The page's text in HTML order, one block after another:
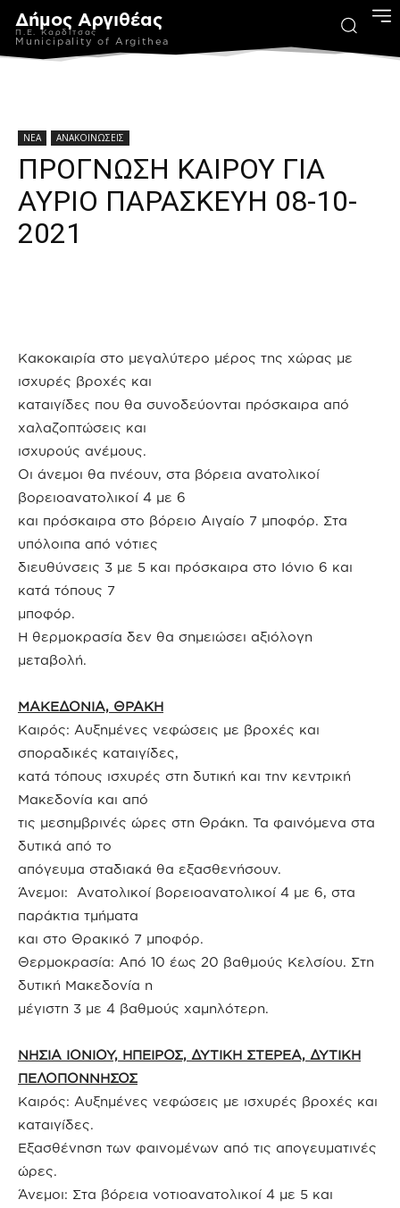
Δήμος Αργιθέας
Π.Ε. Καρδίτσας
Municipality of Argithea
ΝΕΑ ΑΝΑΚΟΙΝΩΣΕΙΣ
ΠΡΟΓΝΩΣΗ ΚΑΙΡΟΥ ΓΙΑ
ΑΥΡΙΟ ΠΑΡΑΣΚΕΥΗ 08-10-
2021
Κακοκαιρία στο μεγαλύτερο μέρος της χώρας με
ισχυρές βροχές και
καταιγίδες που θα συνοδεύονται πρόσκαιρα από
χαλαζοπτώσεις και
ισχυρούς ανέμους.
Οι άνεμοι θα πνέουν, στα βόρεια ανατολικοί
βορειοανατολικοί 4 με 6
και πρόσκαιρα στο βόρειο Αιγαίο 7 μποφόρ. Στα
υπόλοιπα από νότιες
διευθύνσεις 3 με 5 και πρόσκαιρα στο Ιόνιο 6 και
κατά τόπους 7
μποφόρ.
Η θερμοκρασία δεν θα σημειώσει αξιόλογη
μεταβολή.
ΜΑΚΕΔΟΝΙΑ, ΘΡΑΚΗ
Καιρός: Αυξημένες νεφώσεις με βροχές και
σποραδικές καταιγίδες,
κατά τόπους ισχυρές στη δυτική και την κεντρική
Μακεδονία και από
τις μεσημβρινές ώρες στη Θράκη. Τα φαινόμενα στα
δυτικά από το
απόγευμα σταδιακά θα εξασθενήσουν.
Άνεμοι: Ανατολικοί βορειοανατολικοί 4 με 6, στα
παράκτια τμήματα
και στο Θρακικό 7 μποφόρ.
Θερμοκρασία: Από 10 έως 20 βαθμούς Κελσίου. Στη
δυτική Μακεδονία η
μέγιστη 3 με 4 βαθμούς χαμηλότερη.
ΝΗΣΙΑ ΙΟΝΙΟΥ, ΗΠΕΙΡΟΣ, ΔΥΤΙΚΗ ΣΤΕΡΕΑ, ΔΥΤΙΚΗ
ΠΕΛΟΠΟΝΝΗΣΟΣ
Καιρός: Αυξημένες νεφώσεις με ισχυρές βροχές και
καταιγίδες.
Εξασθένηση των φαινομένων από τις απογευματινές
ώρες.
Άνεμοι: Στα βόρεια νοτιοανατολικοί 4 με 5 και